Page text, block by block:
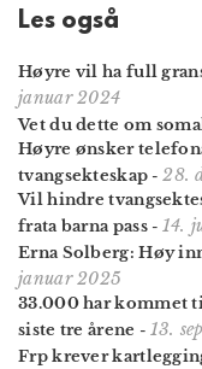
Les også
Høyre vil ha full
januar 2024
Vet du dette om
Høyre ønsker
tvangsekteskap -28.
Vil hindre
frata barna pass- 14.
Erna Solberg: Høy
januar 2025
33.000 har kommet
siste tre årene - 13.
Frp krever